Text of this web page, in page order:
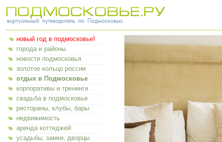
новый год в подмосковье!
города и районы
новости подмосковья
золотое кольцо россии
отдых в Подмосковье
корпоративы и тренинги
свадьба в подмосковье
рестораны, клубы, бары
недвижимость
аренда коттеджей
усадьбы, замки, дворцы